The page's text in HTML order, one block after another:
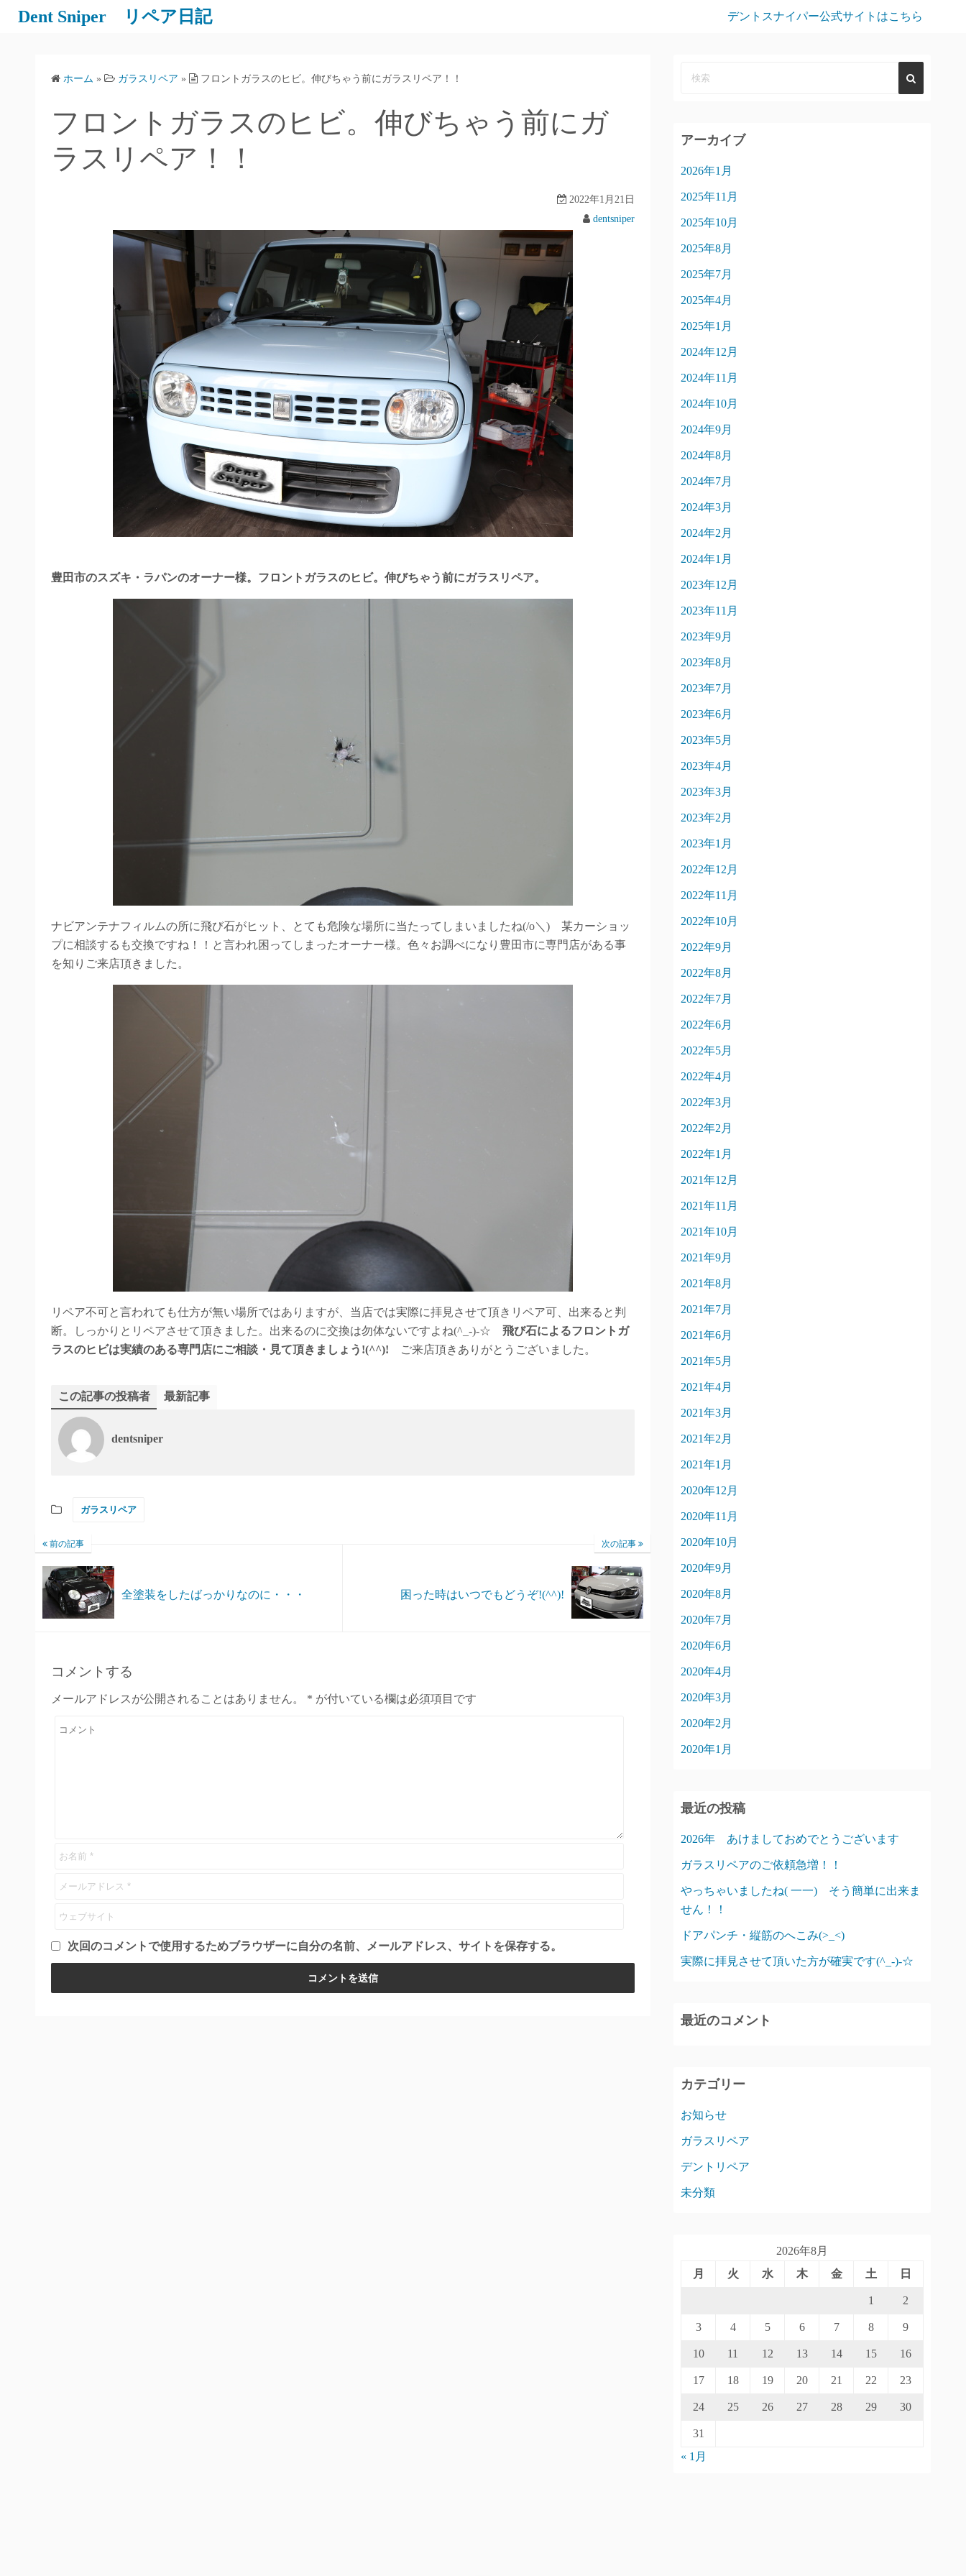
Dent Sniper リペア日記 デントスナイパー公式サイトはこちら
ホーム » ガラスリペア » フロントガラスのヒビ。伸びちゃう前にガラスリペア！！
フロントガラスのヒビ。伸びちゃう前にガ
ラスリペア！！
2022年1月21日
dentsniper
豊田市のスズキ・ラパンのオーナー様。フロントガラスのヒビ。伸びちゃう前にガラスリペア。
ナビアンテナフィルムの所に飛び石がヒット、とても危険な場所に当たってしまいましたね(/o＼) 某カーショッ
プに相談するも交換ですね！！と言われ困ってしまったオーナー様。色々お調べになり豊田市に専門店がある事
を知りご来店頂きました。
リペア不可と言われても仕方が無い場所ではありますが、当店では実際に拝見させて頂きリペア可、出来ると判
断。しっかりとリペアさせて頂きました。出来るのに交換は勿体ないですよね(^_-)-☆ 飛び石によるフロントガ
ラスのヒビは実績のある専門店にご相談・見て頂きましょう!(^^)! ご来店頂きありがとうございました。
この記事の投稿者 最新記事
dentsniper
ガラスリペア
前の記事
全塗装をしたばっかりなのに・・・
次の記事
困った時はいつでもどうぞ!(^^)!
コメントする
メールアドレスが公開されることはありません。 * が付いている欄は必須項目です
次回のコメントで使用するためブラウザーに自分の名前、メールアドレス、サイトを保存する。
アーカイブ
2026年1月
2025年11月
2025年10月
2025年8月
2025年7月
2025年4月
2025年1月
2024年12月
2024年11月
2024年10月
2024年9月
2024年8月
2024年7月
2024年3月
2024年2月
2024年1月
2023年12月
2023年11月
2023年9月
2023年8月
2023年7月
2023年6月
2023年5月
2023年4月
2023年3月
2023年2月
2023年1月
2022年12月
2022年11月
2022年10月
2022年9月
2022年8月
2022年7月
2022年6月
2022年5月
2022年4月
2022年3月
2022年2月
2022年1月
2021年12月
2021年11月
2021年10月
2021年9月
2021年8月
2021年7月
2021年6月
2021年5月
2021年4月
2021年3月
2021年2月
2021年1月
2020年12月
2020年11月
2020年10月
2020年9月
2020年8月
2020年7月
2020年6月
2020年4月
2020年3月
2020年2月
2020年1月
最近の投稿
2026年 あけましておめでとうございます
ガラスリペアのご依頼急増！！
やっちゃいましたね( 一一) そう簡単に出来ま
せん！！
ドアパンチ・縦筋のへこみ(>_<)
実際に拝見させて頂いた方が確実です(^_-)-☆
最近のコメント
カテゴリー
お知らせ
ガラスリペア
デントリペア
未分類
2026年8月
月
火 水 木 金 土 日
1 2
3 4 5 6 7 8 9
10 11 12 13 14 15 16
17 18 19 20 21 22 23
24 25 26 27 28 29 30
31
« 1月